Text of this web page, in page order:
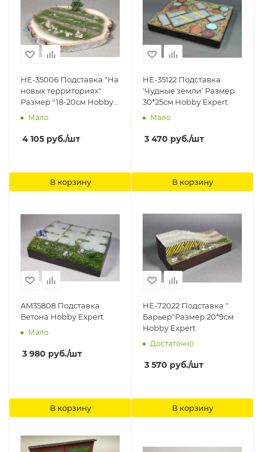
НЕ-35006 Подставка "На
новых территориях"
Размер °18-20см Hobby
Expert
Мало
4 105 руб./шт
В корзину
HE-35122 Подставка
'Чудные земли' Размер
30*25см Hobby Expert
Мало
3 470 руб./шт
В корзину
AM35808 Подставка
Бетона Hobby Expert
Мало
3 980 руб./шт
В корзину
НЕ-72022 Подставка "
Барьер"Размер 20*9см
Hobby Expert
Достаточно
3 570 руб./шт
В корзину